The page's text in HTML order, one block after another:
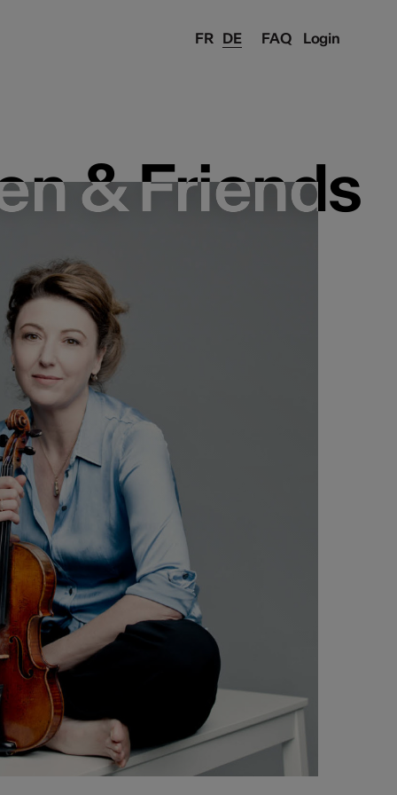
FAQ Login
FR DE
& Friends
& Friends